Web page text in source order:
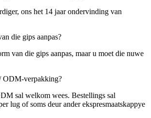
ons het 14 jaar ondervinding van
die gips aanpas?
van die gips aanpas, maar u moet die nuwe
ODM-verpakking?
sal welkom wees. Bestellings sal
lug of soms deur ander ekspresmaatskappye